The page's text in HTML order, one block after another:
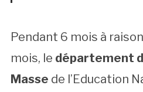
Pendant 6 mois à
mois, le département
Masse de l’Education